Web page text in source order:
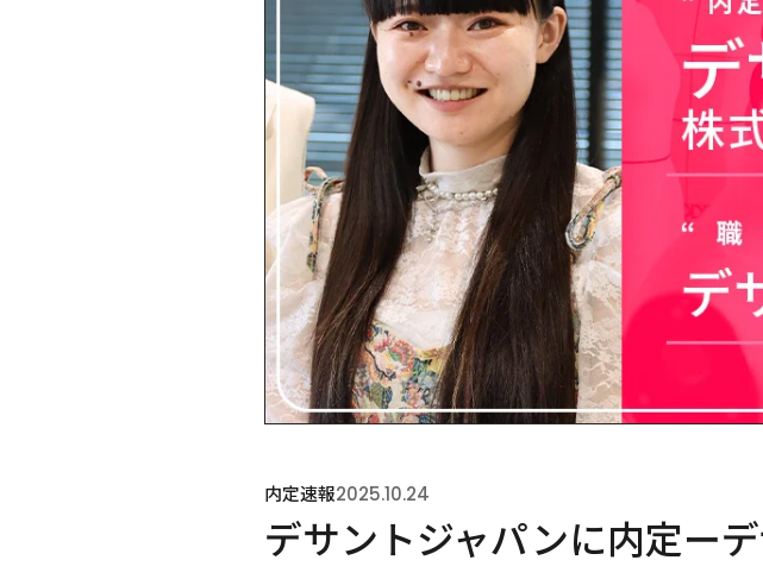
内定速報2025.10.24
デサントジャパンに内定ー